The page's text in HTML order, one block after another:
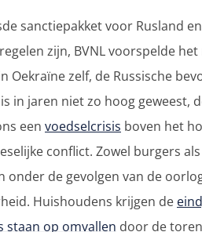
sanctiepakket voor Rusland
zijn, BVNL voorspelde het
zelf, de Russische
is in jaren niet zo hoog geweest,
een voedselcrisis boven het
conflict. Zowel burgers
onder de gevolgen van de
Huishoudens krijgen de
staan op omvallen door de